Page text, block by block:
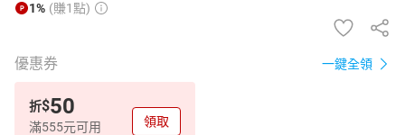
1% (賺1點)
優惠券 一鍵全領
折$50
滿555元可用 領取